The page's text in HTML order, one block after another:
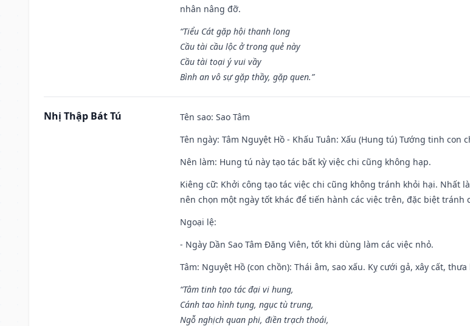
nhân nâng đỡ.
“Tiểu Cát gặp hội thanh long
Cầu tài cầu lộc ở trong quẻ này
Cầu tài toại ý vui vầy
Bình an vô sự gặp thầy, gặp quen.”
Nhị Thập Bát Tú Tên sao: Sao Tâm
Tên ngày: Tâm Nguyệt Hồ - Khấu Tuân: Xấu (Hung tú) Tướng tinh con
Nên làm: Hung tú này tạo tác bất kỳ việc chi cũng không hạp.
Kiêng cữ: Khởi công tạo tác việc chi cũng không tránh khỏi hại. Nhất
nên chọn một ngày tốt khác để tiến hành các việc trên, đặc biệt tránh
Ngoại lệ:
- Ngày Dần Sao Tâm Đăng Viên, tốt khi dùng làm các việc nhỏ.
Tâm: Nguyệt Hồ (con chồn): Thái âm, sao xấu. Kỵ cưới gả, xây cất,
“Tâm tinh tạo tác đại vi hung,
Cánh tao hình tụng, ngục tù trung,
Ngỗ nghịch quan phi, điền trạch thoái,